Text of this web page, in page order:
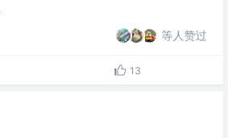
等人赞过
13